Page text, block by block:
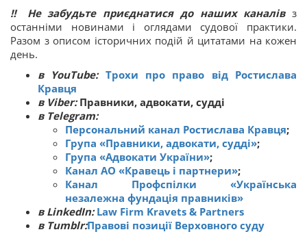
‼ Не забудьте приєднатися до наших каналівз
останніми новинами і оглядами судової практики.
Разом з описом історичних подій й цитатами на кожен
день.
в YouTube: Трохи про право від Ростислава
Кравця
в Viber: Правники, адвокати, судді
в Telegram:
Персональний канал Ростислава Кравця;
Група «Правники, адвокати, судді»;
Група «Адвокати України»;
Канал АО «Кравець і партнери»;
Канал Профспілки «Українська
незалежна фундація правників»
в LinkedIn:Law Firm Kravets & Partners
в Tumblr:Правові позиції Верховного суду